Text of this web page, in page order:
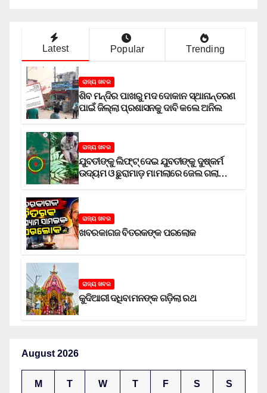
Latest Popular Trending
ରାଜ୍ୟ ଖବର
ଶିବ ମନ୍ଦିର ପାଖରୁ ମଦ ଦୋକାନ ସ୍ଥାନାନ୍ତରଣ
ପାଇଁ ଜିଲ୍ଲା ପ୍ରଶାସନକୁ ଦାବି କଲେ ଅନିଲ
ରାଜ୍ୟ ଖବର
ଯୁବତୀଙ୍କୁ ଲିଫ୍‌ଟ୍‌ ଦେଇ ଯୁବତୀଙ୍କୁ ଦୁଷ୍କର୍ମ
ଉଦ୍ୟମ ଓ ଛୁରାମାଡ଼ ମାମଲାରେ ଜେଲ ଗଲା
ରାଜ୍ୟ ଖବର
ଖବରକାଗଜ ବିତରକଙ୍କ ପରଲୋକ
ରାଜ୍ୟ ଖବର
କୁଦିଆରୀ ଦଧିବାମନଙ୍କ ଗଡ଼ିଲା ରଥ
August 2026
M T W T F S S